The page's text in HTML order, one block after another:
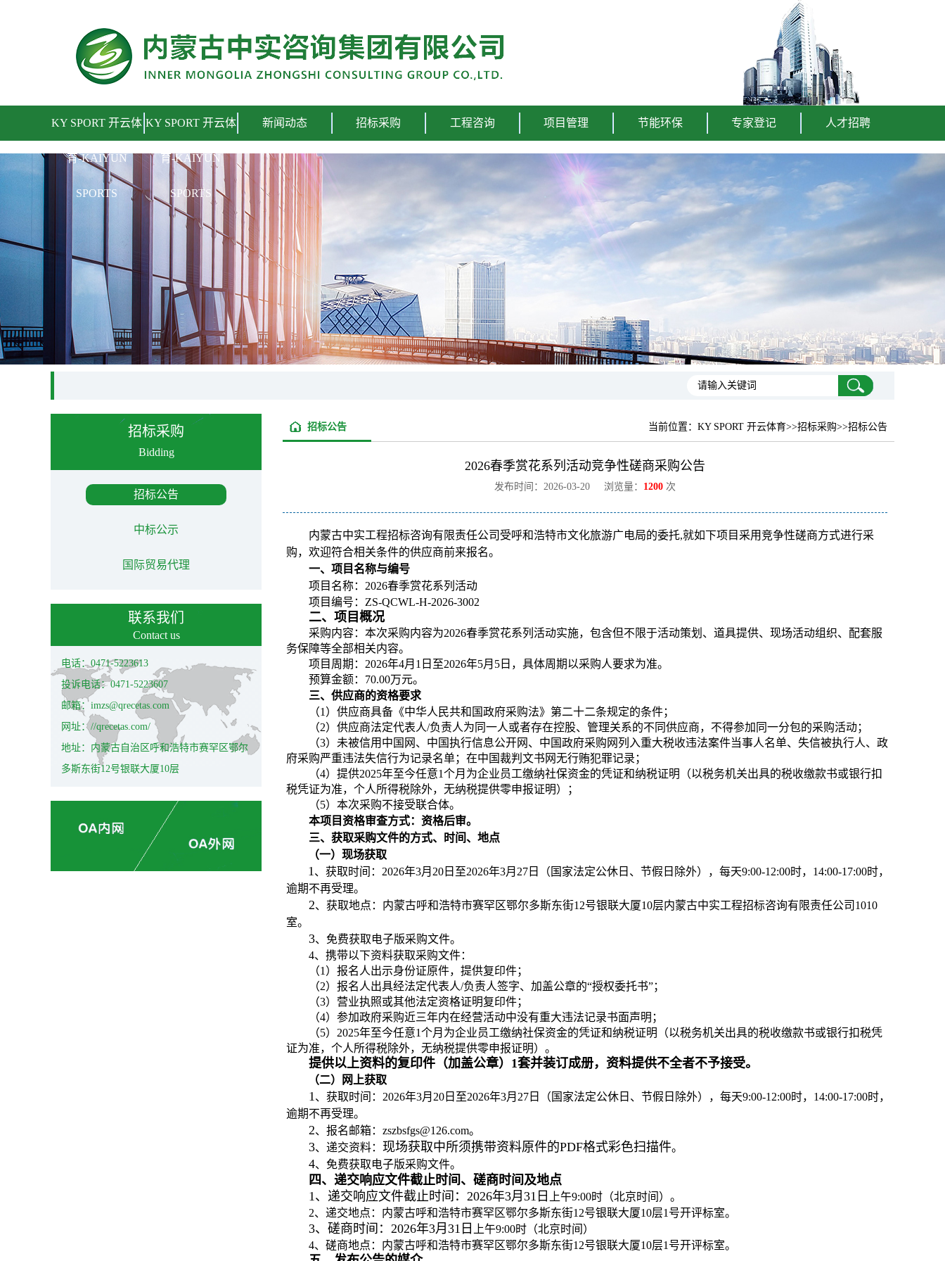
KY SPORT 开云体
育-KAIYUN
SPORTS
KY SPORT 开云体
育-KAIYUN
SPORTS
新闻动态 招标采购 工程咨询 项目管理 节能环保 专家登记 人才招聘
招标采购
Bidding
招标公告
中标公示
国际贸易代理
联系我们
Contact us
电话：0471-5223613
投诉电话：0471-5223607
邮箱：imzs@qrecetas.com
网址：//qrecetas.com/
地址：内蒙古自治区呼和浩特市赛罕区鄂尔
多斯东街12号银联大厦10层
当前位置： KY SPORT 开云体育>>招标采购>>招标公告
招标公告
2026春季赏花系列活动竞争性磋商采购公告
发布时间：2026-03-20 浏览量： 1200 次
内蒙古中实工程招标咨询有限责任公司受呼和浩特市文化旅游广电局的委托,就如下项目采用竞争性磋商方式进行采
购，欢迎符合相关条件的供应商前来报名。
一、项目名称与编号
项目名称：2026春季赏花系列活动
项目编号：ZS-QCWL-H-2026-3002
二、项目概况
采购内容：本次采购内容为2026春季赏花系列活动实施，包含但不限于活动策划、道具提供、现场活动组织、配套服
务保障等全部相关内容。
项目周期：2026年4月1日至2026年5月5日，具体周期以采购人要求为准。
预算金额：70.00万元。
三、 供应商的资格要求
（1）供应商具备《中华人民共和国政府采购法》第二十二条规定的条件；
（2）供应商法定代表人/负责人为同一人或者存在控股、管理关系的不同供应商，不得参加同一分包的采购活动；
（3）未被信用中国网、中国执行信息公开网、中国政府采购网列入重大税收违法案件当事人名单、失信被执行人、政
府采购严重违法失信行为记录名单；在中国裁判文书网无行贿犯罪记录；
（4）提供2025年至今任意1个月为企业员工缴纳社保资金的凭证和纳税证明（以税务机关出具的税收缴款书或银行扣
税凭证为准，个人所得税除外，无纳税提供零申报证明）；
（5）本次采购不接受联合体。
本项目资格审查方式：资格后审。
三、获取采购文件的方式、时间、地点
（一）现场获取
1、获取时间：2026年3月20日至2026年3月27日（国家法定公休日、节假日除外），每天9:00-12:00时，14:00-17:00时，
逾期不再受理。
2、获取地点： 内蒙古呼和浩特市赛罕区鄂尔多斯东街12号银联大厦10层内蒙古中实工程招标咨询有限责任公司1010
室。
3、免费获取电子版采购文件。
4、携带以下资料获取采购文件：
（1）报名人出示身份证原件，提供复印件；
（2）报名人出具经法定代表人/负责人签字、加盖公章的“授权委托书”；
（3）营业执照或其他法定资格证明复印件；
（4）参加政府采购近三年内在经营活动中没有重大违法记录书面声明；
（5）2025年至今任意1个月为企业员工缴纳社保资金的凭证和纳税证明（以税务机关出具的税收缴款书或银行扣税凭
证为准，个人所得税除外，无纳税提供零申报证明）。
提供以上资料的复印件（加盖公章）1套并装订成册，资料提供不全者不予接受。
（二）网上获取
1、获取时间：2026年3月20日至2026年3月27日（国家法定公休日、节假日除外），每天9:00-12:00时，14:00-17:00时，
逾期不再受理。
2、报名邮箱：zszbsfgs@126.com。
3、递交资料： 现场获取中所须携带资料原件的PDF格式彩色扫描件。
4、免费获取电子版采购文件。
四、递交响应文件截止时间、磋商时间及地点
1、递交响应文件截止时间：2026年3月31日
上午9:00时（北京时间）。
2、递交地点：内蒙古呼和浩特市赛罕区鄂尔多斯东街12号银联大厦10层1号开评标室。
3、磋商时间：2026年3月31日
上午9:00时（北京时间）
4、磋商地点：内蒙古呼和浩特市赛罕区鄂尔多斯东街12号银联大厦10层1号开评标室。